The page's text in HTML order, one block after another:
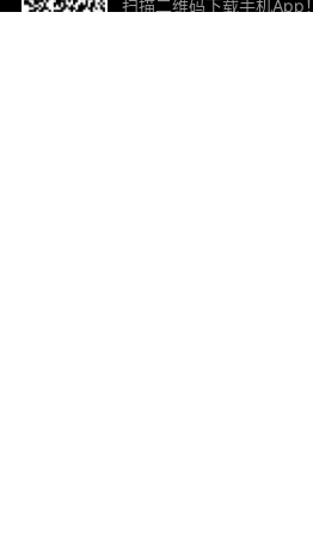
扫描二维码下载手机App！